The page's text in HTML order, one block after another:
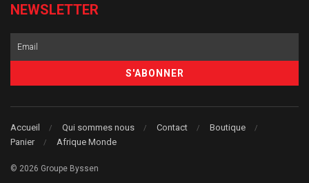
NEWSLETTER
Accueil Qui sommes nous Contact
Boutique
Panier
Afrique Monde
© 2026 Groupe Byssen